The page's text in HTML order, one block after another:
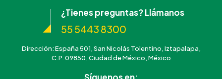
¿Tienes preguntas? Llámanos
55 5443 8300
Dirección: España 501, San Nicolás Tolentino, Iztapalapa,
C.P. 09850, Ciudad de México, México